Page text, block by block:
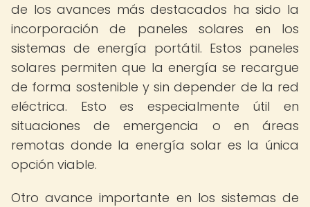
de los avances más destacados ha sido la
incorporación de paneles solares en los
sistemas de energía portátil. Estos paneles
solares permiten que la energía se recargue
de forma sostenible y sin depender de la red
eléctrica. Esto es especialmente útil en
situaciones de emergencia o en áreas
remotas donde la energía solar es la única
opción viable.
Otro avance importante en los sistemas de